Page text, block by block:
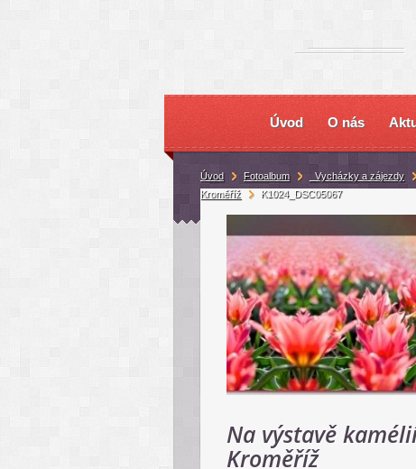
Úvod O nás
Na výstavě
Kroměříž
Úvod Fotoalbum _Vycházky a zájezdy
Kroměříž
K1024_DSC05067